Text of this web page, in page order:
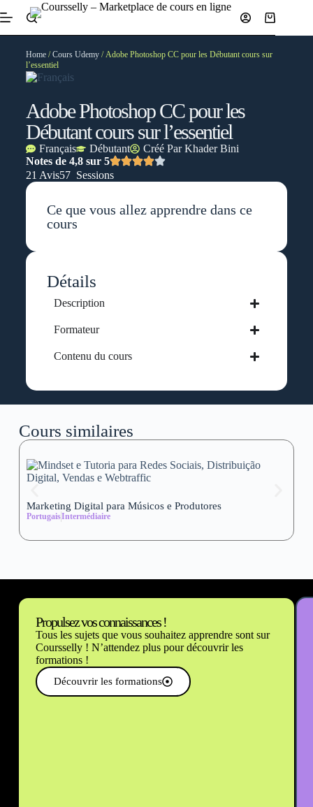
Home/Cours Udemy/ Adobe Photoshop CC pour les Débutant cours sur
l’essentiel
Adobe Photoshop CC pour les
Débutant cours sur l’essentiel
Français Débutant Créé ParKhader Bini
Notes de 4,8 sur 5
21 Avis57 Sessions
Ce que vous allez apprendre dans ce
cours
Détails
Description
Formateur
Contenu du cours
Cours similaires
Marketing Digital para Músicos e Produtores
PortugaisIntermédiaire
Propulsez vos connaissances !
Tous les sujets que vous souhaitez apprendre sont sur
Coursselly ! N’attendez plus pour découvrir les
formations !
Découvrir les formations